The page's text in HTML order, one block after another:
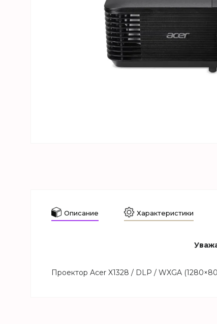
Описание Характеристики
Проектор Acer X1328 / DLP / WXGA